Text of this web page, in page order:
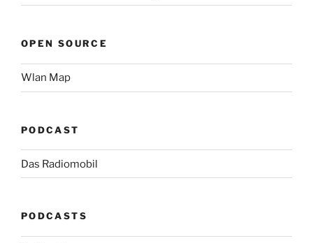
OPEN SOURCE
Wlan Map
PODCAST
Das Radiomobil
PODCASTS